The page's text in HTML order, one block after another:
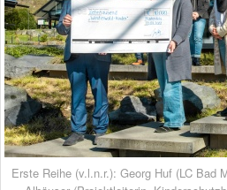
Erste Reihe (v.l.n.r.): Georg Huf (LC Bad